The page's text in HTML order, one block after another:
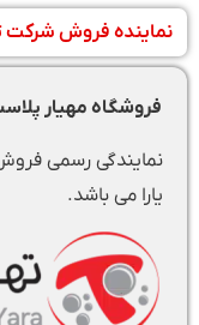
نماینده فروش شرکت
فروشگاه مهیار
نمایندگی رسمی
یارا می باشد.